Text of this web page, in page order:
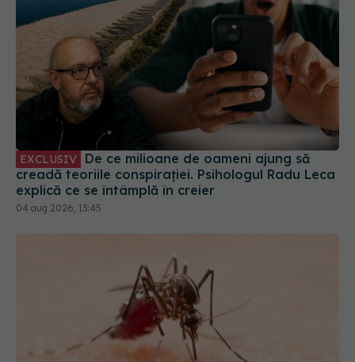
EXCLUSIV De ce milioane de oameni ajung să
creadă teoriile conspirației. Psihologul Radu Leca
explică ce se întâmplă în creier
04 aug 2026, 13:45